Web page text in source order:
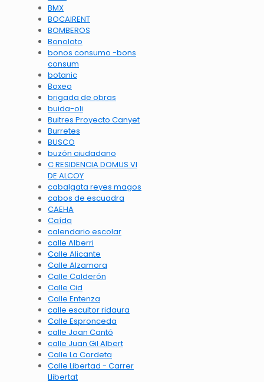
BMX
BOCAIRENT
BOMBEROS
Bonoloto
bonos consumo -bons
consum
botanic
Boxeo
brigada de obras
buida-oli
Buitres Proyecto Canyet
Burretes
BUSCO
buzón ciudadano
C RESIDENCIA DOMUS VI
DE ALCOY
cabalgata reyes magos
cabos de escuadra
CAEHA
Caída
calendario escolar
calle Alberri
Calle Alicante
Calle Alzamora
Calle Calderón
Calle Cid
Calle Entenza
calle escultor ridaura
Calle Espronceda
calle Joan Cantó
calle Juan Gil Albert
Calle La Cordeta
Calle Libertad - Carrer
Llibertat